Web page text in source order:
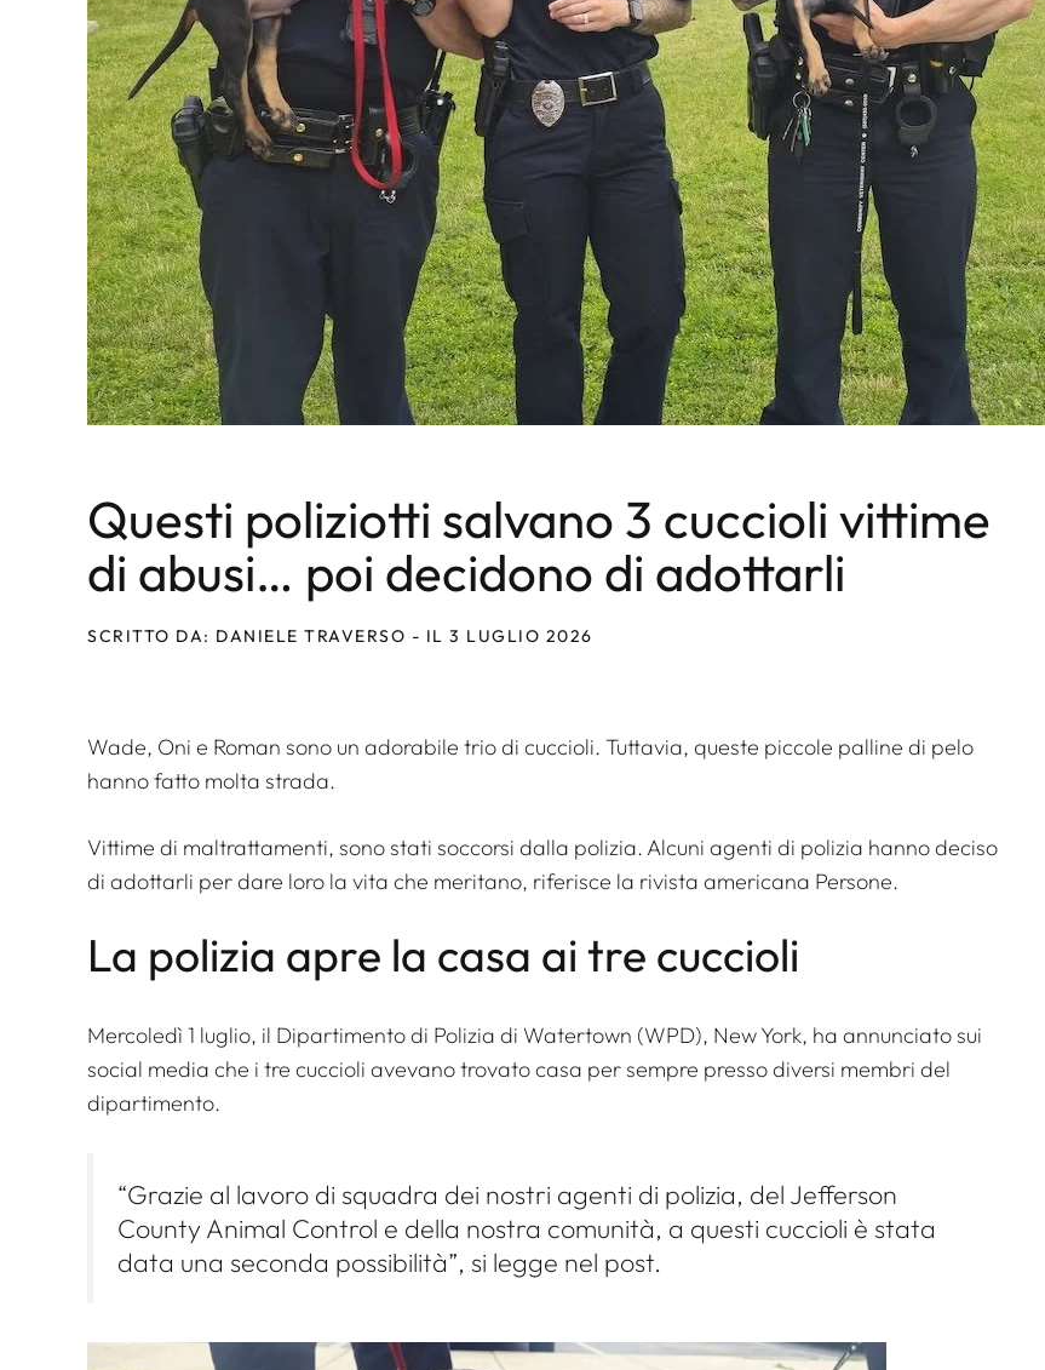
Questi poliziotti salvano 3 cuccioli vittime
di abusi… poi decidono di adottarli
SCRITTO DA: DANIELE TRAVERSO - IL 3 LUGLIO 2026
Wade, Oni e Roman sono un adorabile trio di cuccioli. Tuttavia, queste piccole palline di pelo
hanno fatto molta strada.
Vittime di maltrattamenti, sono stati soccorsi dalla polizia. Alcuni agenti di polizia hanno deciso
di adottarli per dare loro la vita che meritano, riferisce la rivista americana Persone.
La polizia apre la casa ai tre cuccioli
Mercoledì 1 luglio, il Dipartimento di Polizia di Watertown (WPD), New York, ha annunciato sui
social media che i tre cuccioli avevano trovato casa per sempre presso diversi membri del
dipartimento.
“Grazie al lavoro di squadra dei nostri agenti di polizia, del Jefferson
County Animal Control e della nostra comunità, a questi cuccioli è stata
data una seconda possibilità”, si legge nel post.